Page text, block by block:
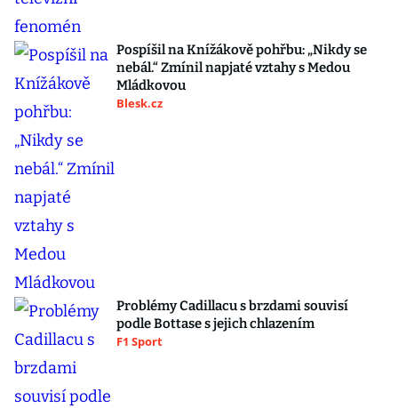
Pospíšil na Knížákově pohřbu: „Nikdy se
nebál.“ Zmínil napjaté vztahy s Medou
Mládkovou
Blesk.cz
Problémy Cadillacu s brzdami souvisí
podle Bottase s jejich chlazením
F1 Sport